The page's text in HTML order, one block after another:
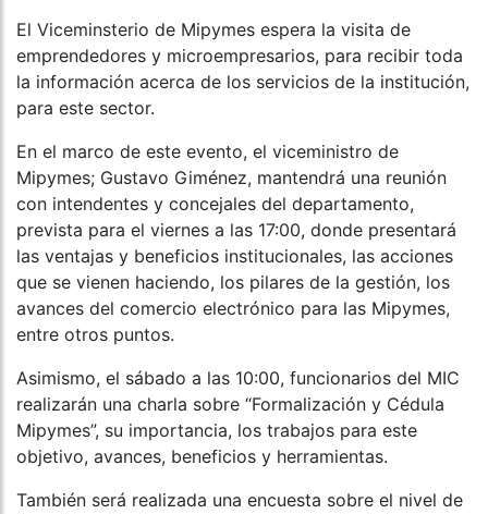
El Viceminsterio de Mipymes espera la visita de
emprendedores y microempresarios, para recibir toda
la información acerca de los servicios de la institución,
para este sector.
En el marco de este evento, el viceministro de
Mipymes; Gustavo Giménez, mantendrá una reunión
con intendentes y concejales del departamento,
prevista para el viernes a las 17:00, donde presentará
las ventajas y beneficios institucionales, las acciones
que se vienen haciendo, los pilares de la gestión, los
avances del comercio electrónico para las Mipymes,
entre otros puntos.
Asimismo, el sábado a las 10:00, funcionarios del MIC
realizarán una charla sobre “Formalización y Cédula
Mipymes”, su importancia, los trabajos para este
objetivo, avances, beneficios y herramientas.
También será realizada una encuesta sobre el nivel de